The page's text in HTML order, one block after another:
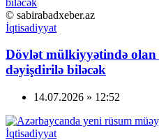
© sabirabadxeber.az
İqtisadiyyat
Dövlət mülkiyyətində
dəyişdirilə biləcək
14.07.2026 » 12:52
İqtisadiyyat